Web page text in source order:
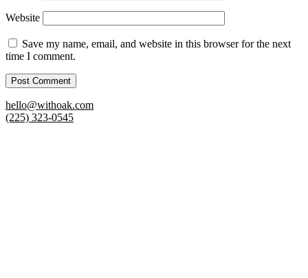
Website
Save my name, email, and website in this browser for the next
time I comment.
hello@withoak.com
(225) 323-0545